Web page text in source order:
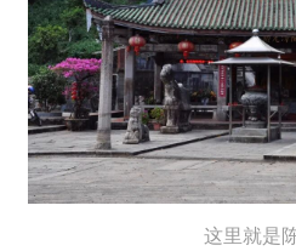
这里就是